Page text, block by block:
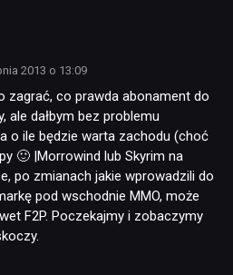
2013 o 13:09
zagrać, co prawda abonament do
ale dałbym bez problemu
o ile będzie warta zachodu (choć
🙂 |Morrowind lub Skyrim na
po zmianach jakie wprowadzili do
pod wschodnie MMO, może
F2P. Poczekajmy i zobaczymy